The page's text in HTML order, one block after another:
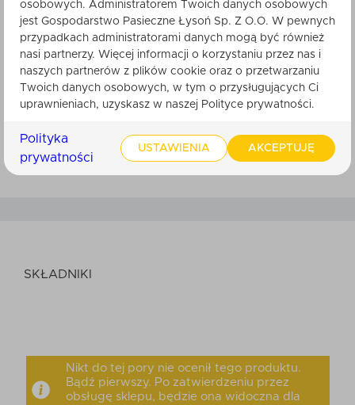
Słodki Upominek Natury to prezent, który nie jest
przypadkowy. Jest pełen troski, jakości i prostoty
– takiej, którą docenia się najbardziej.
Zamów, zapakuj serce w pudełko i
komuś bliskiemu lub sobie.
SKŁADNIKI
Nikt do tej pory nie ocenił tego produktu.
Bądź pierwszy. Po zatwierdzeniu przez
obsługę sklepu, będzie ona widoczna dla
osobowych. Administratorem Twoich danych osobowych
jest Gospodarstwo Pasieczne Łysoń Sp. Z O.O. W pewnych
przypadkach administratorami danych mogą być również
nasi partnerzy. Więcej informacji o korzystaniu przez nas i
naszych partnerów z plików cookie oraz o przetwarzaniu
Twoich danych osobowych, w tym o przysługujących Ci
uprawnieniach, uzyskasz w naszej Polityce prywatności.
Polityka
prywatności
USTAWIENIA AKCEPTUJĘ